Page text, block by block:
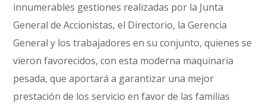
innumerables gestiones realizadas por la Junta
General de Accionistas, el Directorio, la Gerencia
General y los trabajadores en su conjunto, quienes se
vieron favorecidos, con esta moderna maquinaria
pesada, que aportará a garantizar una mejor
prestación de los servicio en favor de las familias